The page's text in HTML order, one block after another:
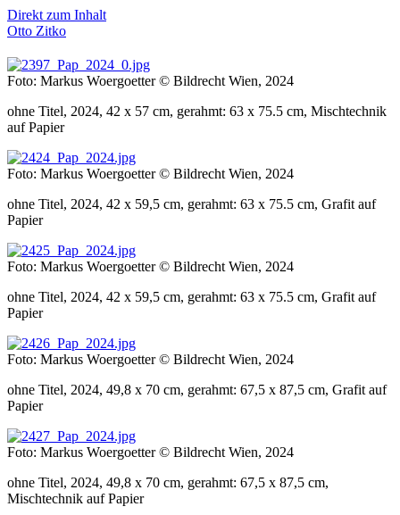
Direkt zum Inhalt
Otto Zitko
Foto: Markus Woergoetter © Bildrecht Wien, 2024
ohne Titel, 2024, 42 x 57 cm, gerahmt: 63 x 75.5 cm, Mischtechnik
auf Papier
Foto: Markus Woergoetter © Bildrecht Wien, 2024
ohne Titel, 2024, 42 x 59,5 cm, gerahmt: 63 x 75.5 cm, Grafit auf
Papier
Foto: Markus Woergoetter © Bildrecht Wien, 2024
ohne Titel, 2024, 42 x 59,5 cm, gerahmt: 63 x 75.5 cm, Grafit auf
Papier
Foto: Markus Woergoetter © Bildrecht Wien, 2024
ohne Titel, 2024, 49,8 x 70 cm, gerahmt: 67,5 x 87,5 cm, Grafit auf
Papier
Foto: Markus Woergoetter © Bildrecht Wien, 2024
ohne Titel, 2024, 49,8 x 70 cm, gerahmt: 67,5 x 87,5 cm,
Mischtechnik auf Papier